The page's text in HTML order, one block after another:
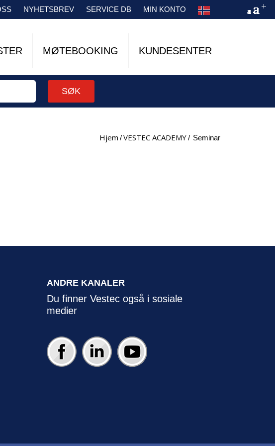
NYHETSBREV SERVICE DB MIN KONTO
MØTEBOOKING KUNDESENTER
SØK
Hjem /VESTEC ACADEMY/ seminar
ANDRE KANALER
Du finner Vestec også i sosiale
medier